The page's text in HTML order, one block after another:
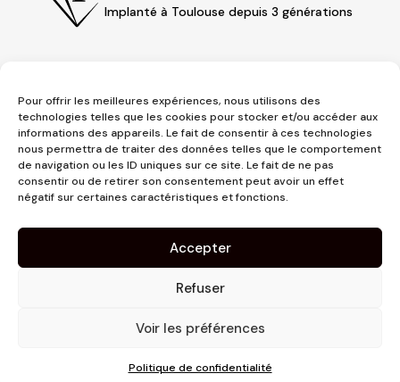
Pour offrir les meilleures expériences, nous utilisons des
technologies telles que les cookies pour stocker et/ou accéder aux
informations des appareils. Le fait de consentir à ces technologies
nous permettra de traiter des données telles que le comportement
de navigation ou les ID uniques sur ce site. Le fait de ne pas
consentir ou de retirer son consentement peut avoir un effet
négatif sur certaines caractéristiques et fonctions.
Accepter
Refuser
Voir les préférences
Politique de confidentialité
Implanté à Toulouse depuis 3 générations
3 place Jeanne d'Arc
31000 Toulouse
contact@pujolmaison.com
05 62 73 70 73